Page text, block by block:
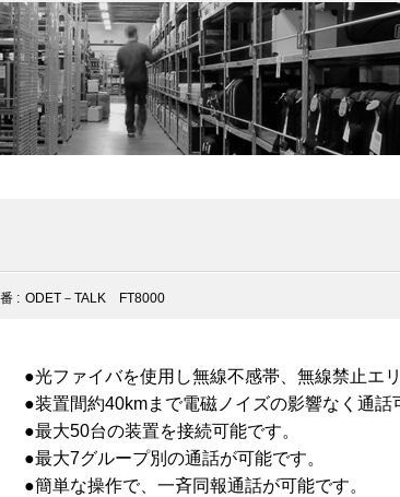
: ODET－TALK FT8000
●光ファイバを使用し無線不感帯、無線禁止エ
●装置間約40kmまで電磁ノイズの影響なく通話
●最大50台の装置を接続可能です。
●最大7グループ別の通話が可能です。
●簡単な操作で、一斉同報通話が可能です。